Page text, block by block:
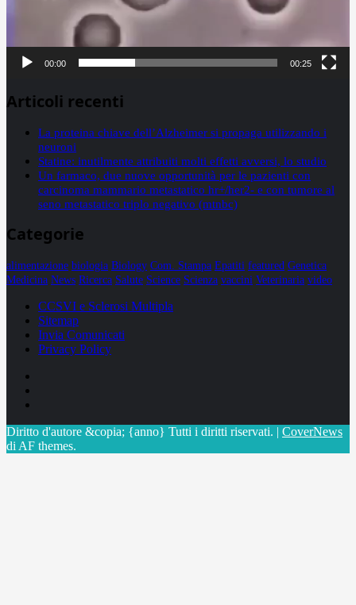
00:00 00:25
Articoli recenti
La proteina chiave dell’Alzheimer si propaga utilizzando i
neuroni
Statine: inutilmente attribuiti molti effetti avversi, lo studio
Un farmaco, due nuove opportunità per le pazienti con
carcinoma mammario metastatico hr+/her2- e con tumore al
seno metastatico triplo negativo (mtnbc)
Categorie
alimentazione biologia Biology Com. Stampa Epatiti featured Genetica
Medicina News Ricerca Salute Science Scienza vaccini Veterinaria video
CCSVI e Sclerosi Multipla
Sitemap
Invia Comunicati
Privacy Policy
Diritto d'autore &copia; {anno} Tutti i diritti riservati. | CoverNews
di AF themes.